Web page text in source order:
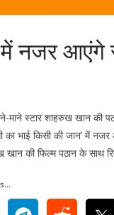
नजर आएंगे
स्टार शाहरुख खान की
का भाई किसी की जान’ में
खान की फिल्म पठान के साथ